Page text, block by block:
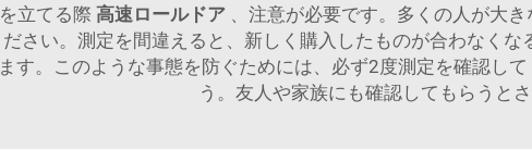
立てる際 高速ロールドア 、注意が必要です。多くの人が大
さい。測定を間違えると、新しく購入したものが合わなく
す。このような事態を防ぐためには、必ず2度測定を確認し
う。友人や家族にも確認してもらうとさ